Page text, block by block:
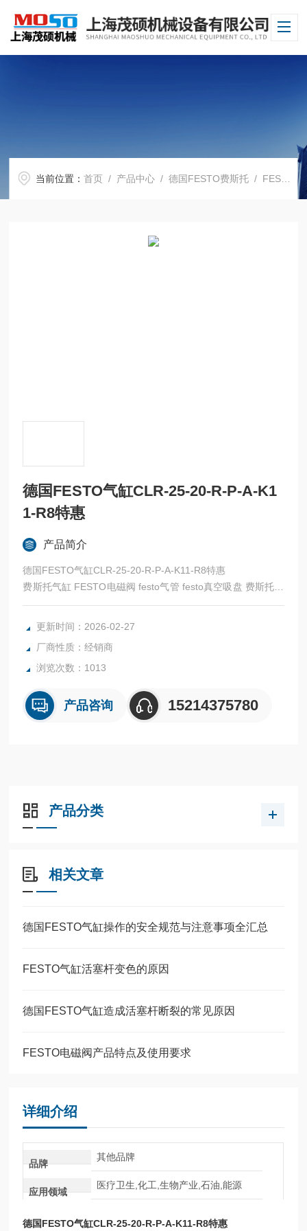
当前位置：首页 / 产品中心 /德国FESTO费斯托 / FESTO气缸
德国FESTO气缸CLR-25-20-R-P-A-K1
1-R8特惠
产品简介
德国FESTO气缸CLR-25-20-R-P-A-K11-R8特惠
费斯托气缸 FESTO电磁阀 festo气管 festo真空吸盘 费斯托过
滤器 费斯托油雾器 FESTO传感器 FESTO代理
全系列产品大量现货请咨询上海茂硕机械设备有限公司
更新时间：2026-02-27
厂商性质：经销商
浏览次数：1013
产品咨询 15214375780
产品分类
相关文章
德国FESTO气缸操作的安全规范与注意事项全汇总
FESTO气缸活塞杆变色的原因
德国FESTO气缸造成活塞杆断裂的常见原因
FESTO电磁阀产品特点及使用要求
详细介绍
品牌
其他品牌
应用领域
医疗卫生,化工,生物产业,石油,能源
德国FESTO气缸CLR-25-20-R-P-A-K11-R8特惠